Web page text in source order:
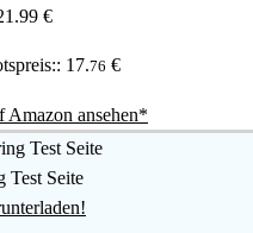
€
17.76 €
Amazon ansehen*
Test Seite